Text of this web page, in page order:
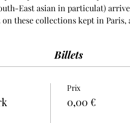
East asian in particulat)
these collections kept in Paris,
Billets
Prix
0,00 €